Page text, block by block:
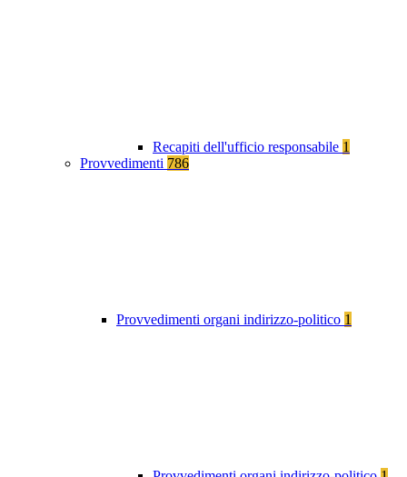
Recapiti dell'ufficio responsabile 1
Provvedimenti 786
Provvedimenti organi indirizzo-politico 1